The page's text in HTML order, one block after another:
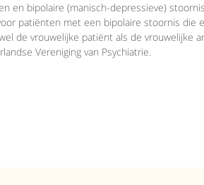
en bipolaire (manisch-depressieve)
patiënten met een bipolaire stoornis die
de vrouwelijke patiënt als de vrouwelijke
Vereniging van Psychiatrie.